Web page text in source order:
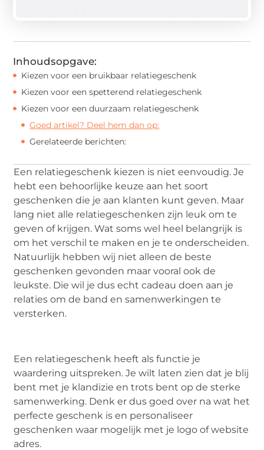
Inhoudsopgave:
Kiezen voor een bruikbaar relatiegeschenk
Kiezen voor een spetterend relatiegeschenk
Kiezen voor een duurzaam relatiegeschenk
Goed artikel? Deel hem dan op:
Gerelateerde berichten:
Een relatiegeschenk kiezen is niet eenvoudig. Je
hebt een behoorlijke keuze aan het soort
geschenken die je aan klanten kunt geven. Maar
lang niet alle relatiegeschenken zijn leuk om te
geven of krijgen. Wat soms wel heel belangrijk is
om het verschil te maken en je te onderscheiden.
Natuurlijk hebben wij niet alleen de beste
geschenken gevonden maar vooral ook de
leukste. Die wil je dus echt cadeau doen aan je
relaties om de band en samenwerkingen te
versterken.
Een relatiegeschenk heeft als functie je
waardering uitspreken. Je wilt laten zien dat je blij
bent met je klandizie en trots bent op de sterke
samenwerking. Denk er dus goed over na wat het
perfecte geschenk is en personaliseer
geschenken waar mogelijk met je logo of website
adres.